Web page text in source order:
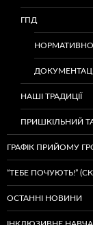
ГПД
НАШІ ТРАДИЦІЇ
ПРИШКІЛЬНИЙ
ГРАФІК ПРИЙОМУ
“ТЕБЕ ПОЧУЮТЬ!”
ОСТАННІ НОВИНИ